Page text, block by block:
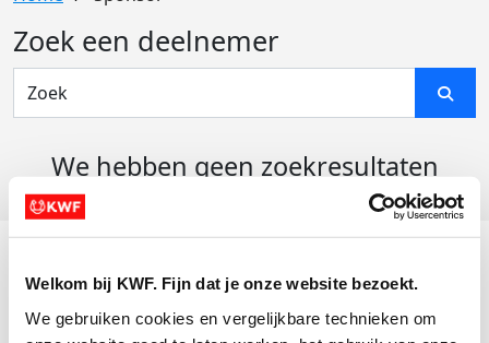
Welkom bij KWF. Fijn dat je onze website bezoekt.
We gebruiken cookies en vergelijkbare technieken om
Zoek een deelnemer
We hebben geen zoekresultaten
Actiematerialen
Evenementen